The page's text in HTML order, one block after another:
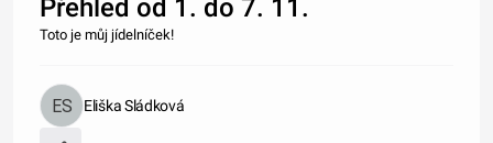
Přehled od 1. do 7. 11.
Toto je můj jídelníček!
Eliška Sládková